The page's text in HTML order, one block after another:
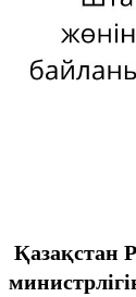
Қазақстан